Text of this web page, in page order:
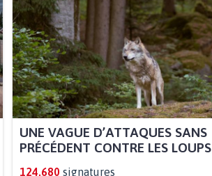
UNE VAGUE D’ATTAQUES SANS
PRÉCÉDENT CONTRE LES LOUPS
124.680 signatures